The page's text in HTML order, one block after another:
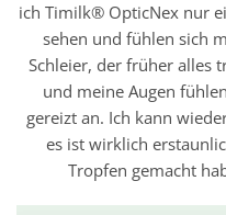
ich Timilk® OpticNex nur
sehen und fühlen sich
Schleier, der früher alles
und meine Augen
gereizt an. Ich kann
es ist wirklich
Tropfen gemacht